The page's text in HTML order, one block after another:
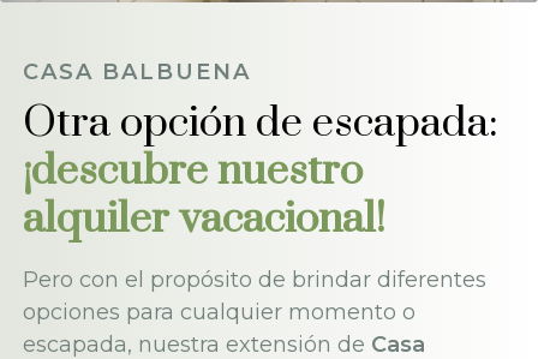
CASA BALBUENA
Otra opción de escapada:
¡descubre nuestro
alquiler vacacional!
Pero con el propósito de brindar diferentes
opciones para cualquier momento o
escapada, nuestra extensión de Casa